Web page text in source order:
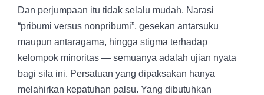
Dan perjumpaan itu tidak selalu mudah. Narasi
“pribumi versus nonpribumi”, gesekan antarsuku
maupun antaragama, hingga stigma terhadap
kelompok minoritas — semuanya adalah ujian nyata
bagi sila ini. Persatuan yang dipaksakan hanya
melahirkan kepatuhan palsu. Yang dibutuhkan